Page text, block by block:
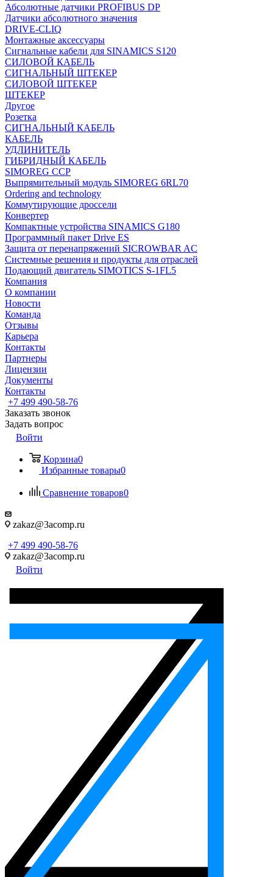
Абсолютные датчики PROFIBUS DP
Датчики абсолютного значения
DRIVE-CLIQ
Монтажные аксессуары
Сигнальные кабели для SINAMICS S120
СИЛОВОЙ КАБЕЛЬ
СИГНАЛЬНЫЙ ШТЕКЕР
СИЛОВОЙ ШТЕКЕР
ШТЕКЕР
Другое
Розетка
СИГНАЛЬНЫЙ КАБЕЛЬ
КАБЕЛЬ
УДЛИНИТЕЛЬ
ГИБРИДНЫЙ КАБЕЛЬ
SIMOREG CCP
Выпрямительный модуль SIMOREG 6RL70
Ordering and technology
Коммутирующие дроссели
Конвертер
Компактные устройства SINAMICS G180
Программный пакет Drive ES
Защита от перенапряжений SICROWBAR AC
Системные решения и продукты для отраслей
Подающий двигатель SIMOTICS S-1FL5
Компания
О компании
Новости
Команда
Отзывы
Карьера
Контакты
Партнеры
Лицензии
Документы
Контакты
+7 499 490-58-76
Заказать звонок
Задать вопрос
Войти
Корзина0
Избранные товары0
Сравнение товаров0
zakaz@3acomp.ru
+7 499 490-58-76
zakaz@3acomp.ru
Войти